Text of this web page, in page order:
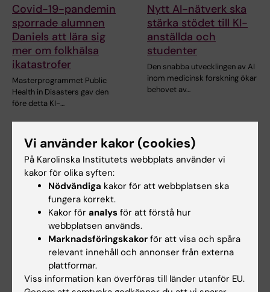
Covid-19-pandemin
sporrade alumnen
Daniels att lära sig
mer om folkhälsa
ikatastrofer
Masterprogrammet Public
Health in Disasters gav den
före detta KI-…
Nytt AI-nätverk ska
stärka stödet till KI-
anställda och
studenter
Den snabba utvecklingen av AI
inom medicinsk forskning ökar
behovet av…
17 jun 2026
Nu går "sista kullen"
från gamla
läkarprogrammet ut i
yrkeslivet
Pedagogiska
framgångar förs
vidare till det nya
läkarprogrammet
Vi använder kakor (cookies)
På Karolinska Institutets webbplats använder vi
kakor för olika syften:
Nödvändiga kakor för att webbplatsen ska
fungera korrekt.
Kakor för analys för att förstå hur
webbplatsen används.
Marknadsföringskakor för att visa och spåra
relevant innehåll och annonser från externa
plattformar.
Viss information kan överföras till länder utanför EU.